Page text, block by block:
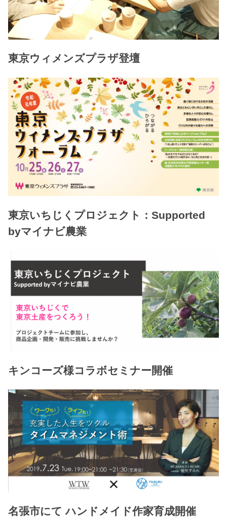
東京ウィメンズプラザ登壇
東京いちじくプロジェクト：Supported
byマイナビ農業
キンコーズ様コラボセミナー開催
名張市にて ハンドメイド作家育成開催